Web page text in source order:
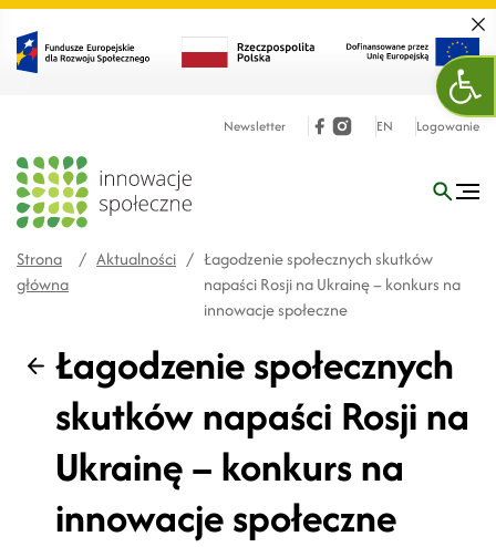
Newsletter EN Logowanie
Strona
główna
/ Aktualności / Łagodzenie społecznych skutków
napaści Rosji na Ukrainę – konkurs na
innowacje społeczne
Wstecz
Łagodzenie społecznych
skutków napaści Rosji na
Ukrainę – konkurs na
innowacje społeczne